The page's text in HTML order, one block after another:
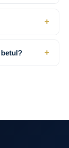
+
+